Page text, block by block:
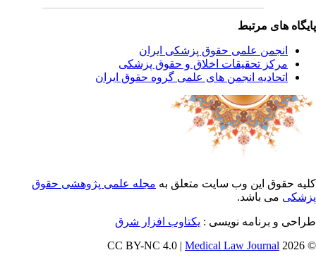
های مرتبط
انجمن علمی حقوق پزشکی ایران
مرکز تحقیقات اخلاق و حقوق پزشکی
اتحادیه انجمن های علمی گروه حقوق ایران
حقوق این وب سایت متعلق بهمجله علمی پژوهشی حقوق
می باشد.
و برنامه نویسی : یکتاوب افزار شرق
©
Medical Law Journal